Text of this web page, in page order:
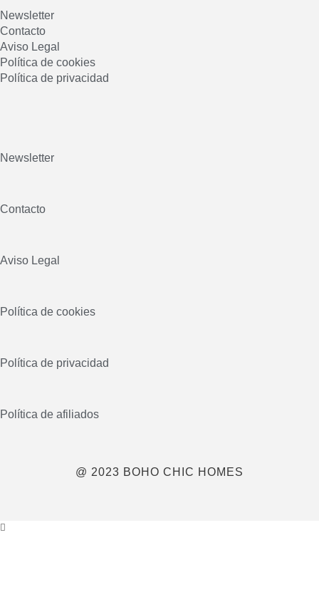
Newsletter
Contacto
Aviso Legal
Política de cookies
Política de privacidad
Newsletter
Contacto
Aviso Legal
Política de cookies
Política de privacidad
Política de afiliados
@ 2023 BOHO CHIC HOMES